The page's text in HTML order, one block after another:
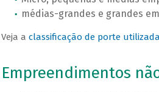
médias-grandes e grandes
Veja a classificação de porte
Empreendimentos